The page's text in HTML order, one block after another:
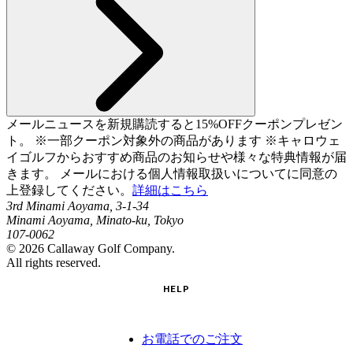
メールニュースを新規購読すると15%OFFクーポンプレゼン
ト。 ※一部クーポン対象外の商品があります ※キャロウェ
イゴルフからおすすめ商品のお知らせや様々な特典情報が届
きます。 メールにおける個人情報取扱いについてに同意の
上登録してください。 詳細はこちら
3rd Minami Aoyama, 3-1-34
Minami Aoyama, Minato-ku, Tokyo
107-0062
© 2026 Callaway Golf Company.
All rights reserved.
HELP
お電話でのご注文